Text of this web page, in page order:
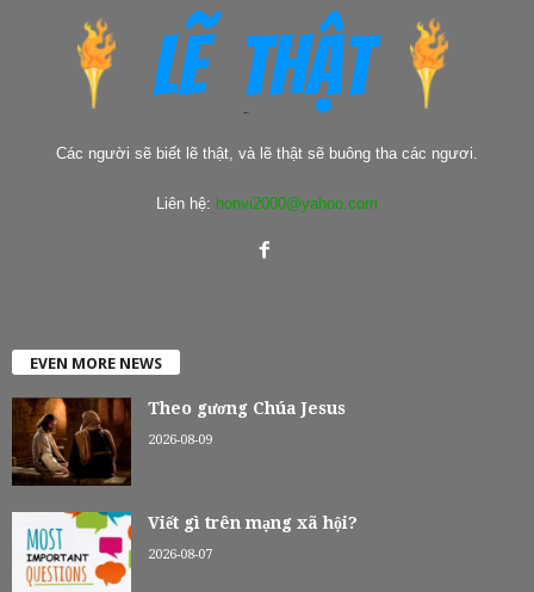
Các người sẽ biết lẽ thật, và lẽ thật sẽ buông tha các ngươi.
Liên hệ: honvi2000@yahoo.com
EVEN MORE NEWS
Theo gương Chúa Jesus
2026-08-09
Viết gì trên mạng xã hội?
2026-08-07